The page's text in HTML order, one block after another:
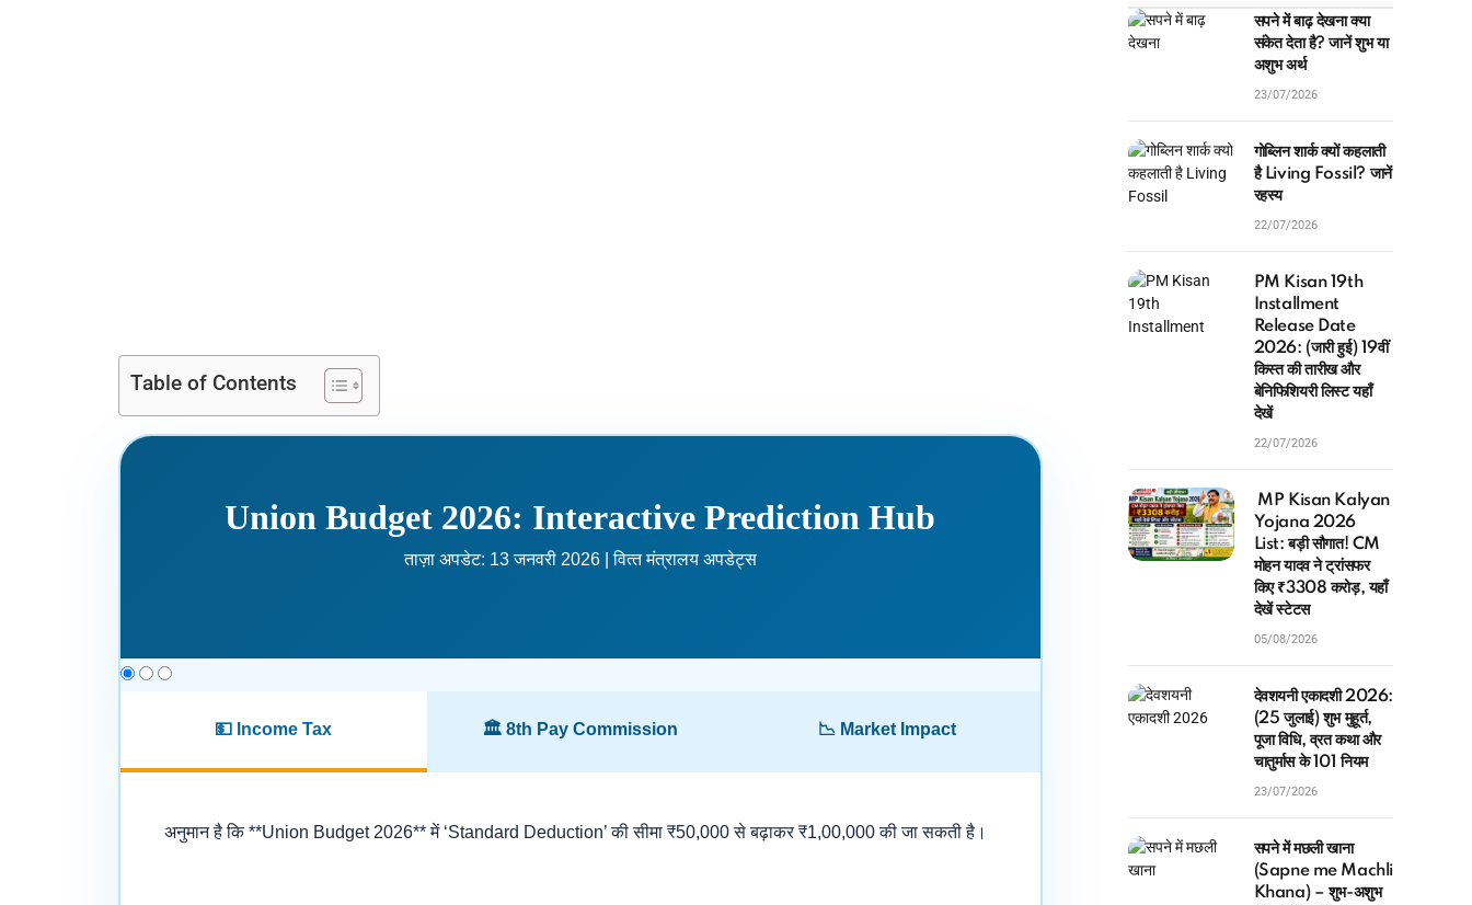
Table of Contents
Union Budget 2026: Interactive Prediction Hub
ताज़ा अपडेट: 13 जनवरी 2026 | वित्‍त मंत्रालय अपडेट्स
💵 Income Tax 🏛️ 8th Pay Commission 📉 Market Impact
अनुमान है कि **Union Budget 2026** में ‘Standard Deduction’ की सीमा ₹50,000 से बढ़ाकर ₹1,00,000 की जा सकती है।
सपने में बाढ़ देखना क्या
संकेत देता है? जानें शुभ या
अशुभ अर्थ
23/07/2026
गोब्लिन शार्क क्यों कहलाती
है Living Fossil? जानें
रहस्य
22/07/2026
PM Kisan 19th
Installment
Release Date
2026: (जारी हुई) 19वीं
किस्त की तारीख और
बेनिफिशियरी लिस्ट यहाँ
देखें
22/07/2026
MP Kisan Kalyan
Yojana 2026
List: बड़ी सौगात! CM
मोहन यादव ने ट्रांसफर
किए ₹3308 करोड़, यहाँ
देखें स्टेटस
05/08/2026
देवशयनी एकादशी 2026:
(25 जुलाई) शुभ मुहूर्त,
पूजा विधि, व्रत कथा और
चातुर्मास के 101 नियम
23/07/2026
सपने में मछली खाना
(Sapne me Machli
Khana) – शुभ-अशुभ